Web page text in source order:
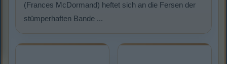
(Frances McDormand) heftet sich an die Fersen der
stümperhaften Bande ...